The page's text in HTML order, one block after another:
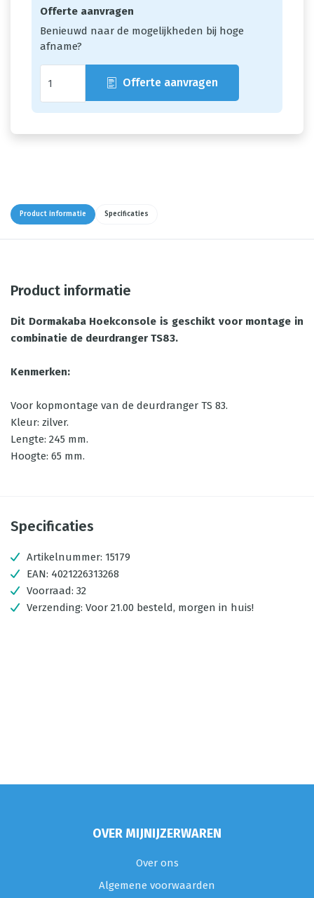
Offerte aanvragen
Benieuwd naar de mogelijkheden bij hoge
afname?
Offerte aanvragen
Product informatie Specificaties
Product informatie
Dit Dormakaba Hoekconsole is geschikt voor montage in
combinatie de deurdranger TS83.
Kenmerken:
Voor kopmontage van de deurdranger TS 83.
Kleur: zilver.
Lengte: 245 mm.
Hoogte: 65 mm.
Specificaties
Artikelnummer: 15179
EAN: 4021226313268
Voorraad: 32
Verzending: Voor 21.00 besteld, morgen in huis!
OVER MIJNIJZERWAREN
Over ons
Algemene voorwaarden